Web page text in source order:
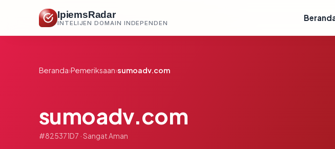
IpiemsRadar
INTELIJEN DOMAIN INDEPENDEN
Beranda›Pemeriksaan›sumoadv.com
sumoadv.com
#825371D7 · Sangat Aman